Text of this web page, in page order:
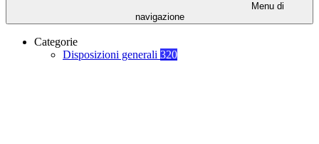
Menu di
navigazione
Categorie
Disposizioni generali 320